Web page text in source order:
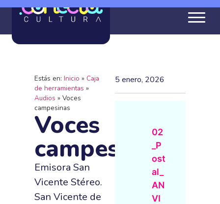
Estás en: Inicio » Caja
de herramientas »
Audios » Voces
campesinas
Voces
campesinas
Emisora San
Vicente Stéreo.
San Vicente de
5 enero, 2026
02
_P
ost
al_
AN
VI